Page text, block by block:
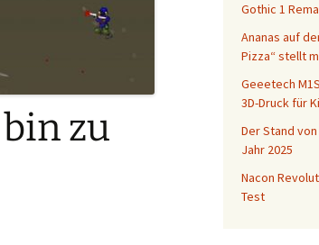
bin zu
Gothic 1
Ananas auf
Pizza“ stellt
Geeetech
3D-Druck für
Der Stand
Jahr 2025
Nacon
Test